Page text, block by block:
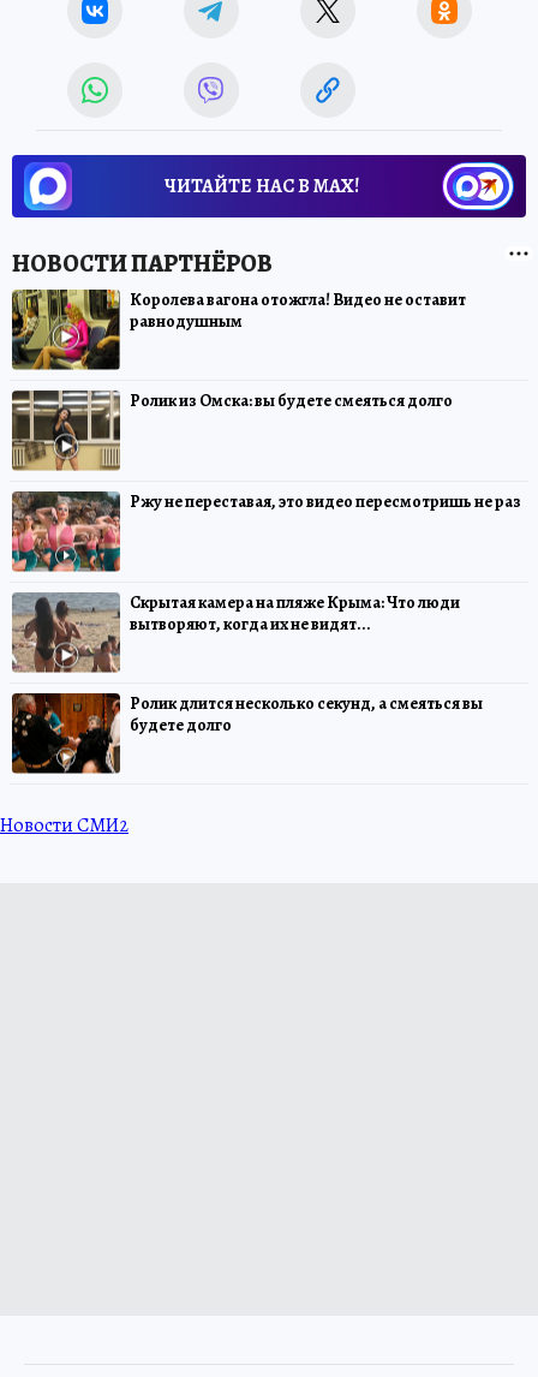
ЧИТАЙТЕ НАС В МАХ!
Королева вагона отожгла! Видео не оставит
равнодушным
Ролик из Омска: вы будете смеяться долго
Ржу не переставая, это видео пересмотришь не раз
Скрытая камера на пляже Крыма: Что люди
вытворяют, когда их не видят...
Ролик длится несколько секунд, а смеяться вы
будете долго
Новости СМИ2